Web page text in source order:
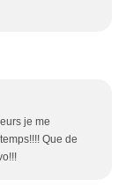
je me
Que de